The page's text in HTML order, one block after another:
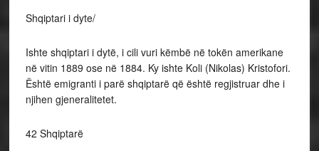
Shqiptari i dyte/
Ishte shqiptari i dytë, i cili vuri këmbë në tokën amerikane
në vitin 1889 ose në 1884. Ky ishte Koli (Nikolas) Kristofori.
Është emigranti i parë shqiptarë që është regjistruar dhe i
njihen gjeneralitetet.
42 Shqiptarë